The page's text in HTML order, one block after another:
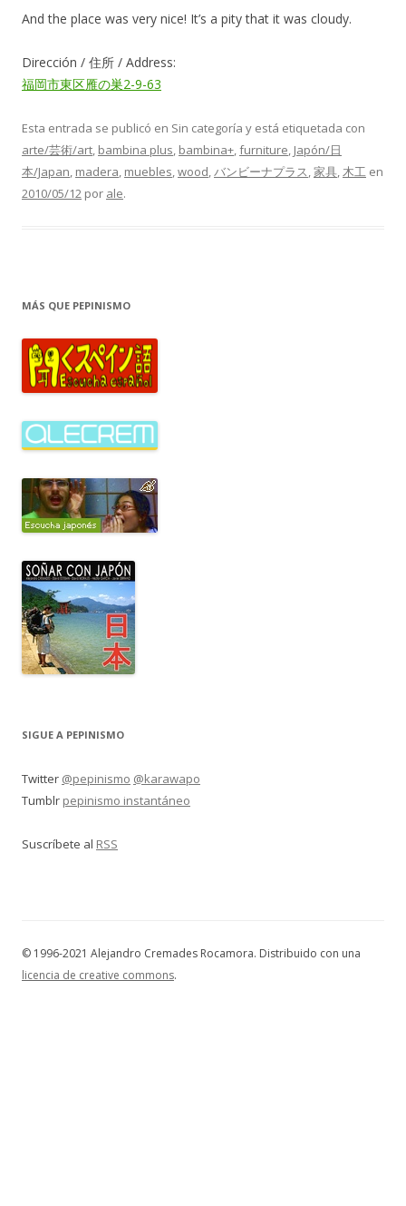
And the place was very nice! It’s a pity that it was cloudy.
Dirección / 住所 / Address:
福岡市東区雁の巣2-9-63
Esta entrada se publicó en Sin categoría y está etiquetada con
arte/芸術/art bambina plus bambina+ furniture Japón/日
本/Japan madera muebles wood バンビーナプラス 家具 木工 en
2010/05/12 por ale.
MÁS QUE PEPINISMO
SIGUE A PEPINISMO
Twitter @pepinismo @karawapo
Tumblr pepinismo instantáneo
Suscríbete al RSS
© 1996-2021 Alejandro Cremades Rocamora. Distribuido con una
licencia de creative commons.